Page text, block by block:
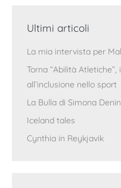
Ultimi articoli
La mia intervista per
Torna “Abilità
all’inclusione nello sport
La Bulla di Simona
Iceland tales
Cynthia in Reykjavik